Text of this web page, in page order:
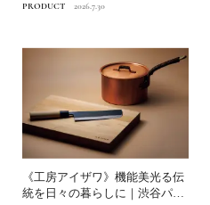
PRODUCT 2026.7.30
《工房アイザワ》機能美光る伝
統を日々の暮らしに｜渋谷パル